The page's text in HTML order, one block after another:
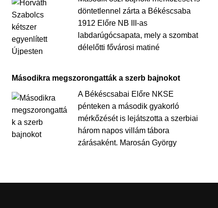
döntetlennel zárta a Békéscsaba
1912 Előre NB III-as
labdarúgócsapata, mely a szombat
délelőtti fővárosi matiné
Másodikra megszorongatták a szerb bajnokot
A Békéscsabai Előre NKSE
pénteken a második gyakorló
mérkőzését is lejátszotta a szerbiai
három napos villám tábora
zárásaként. Marosán György